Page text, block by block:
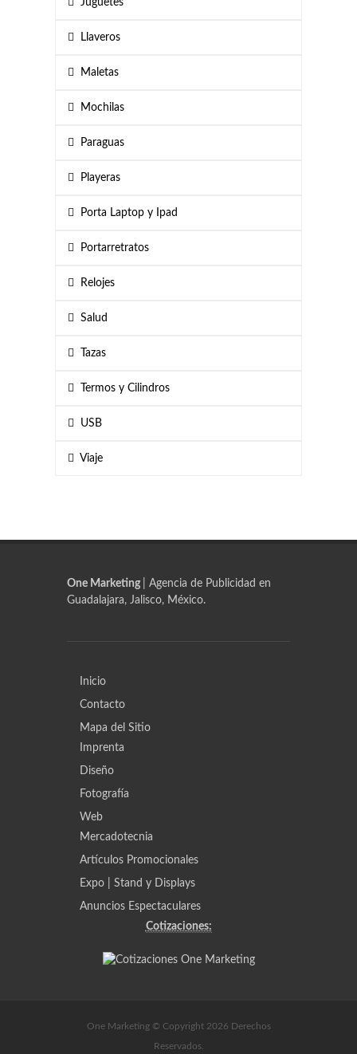
Juguetes
Llaveros
Maletas
Mochilas
Paraguas
Playeras
Porta Laptop y Ipad
Portarretratos
Relojes
Salud
Tazas
Termos y Cilindros
USB
Viaje
One Marketing
| Agencia de Publicidad en
Guadalajara, Jalisco, México.
Inicio
Contacto
Mapa del Sitio
Imprenta
Diseño
Fotografía
Web
Mercadotecnia
Artículos Promocionales
Expo | Stand y Displays
Anuncios Espectaculares
Cotizaciones:
One Marketing © Copyright 2026 Derechos
Reservados.